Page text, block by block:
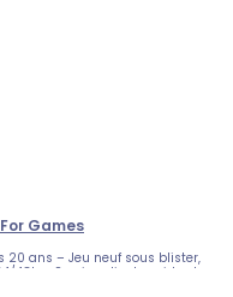
Games
20 ans – Jeu neuf sous blister,
48h - Service client rapide et